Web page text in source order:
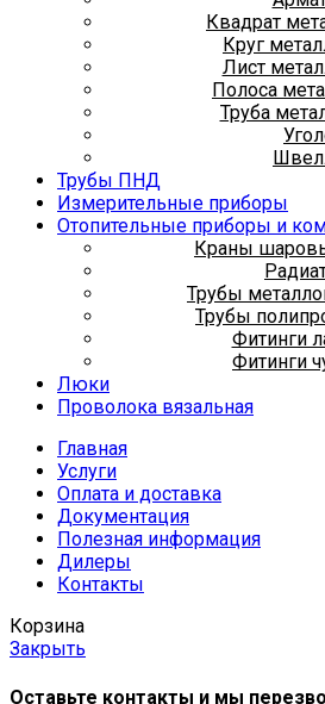
Квадрат
Круг
Лист
Полоса
Труба
Трубы ПНД
Измерительные приборы
Отопительные приборы и
Краны
Трубы
Трубы
Фитинги
Фитинги
Люки
Проволока вязальная
Главная
Услуги
Оплата и доставка
Документация
Полезная информация
Дилеры
Контакты
Корзина
Закрыть
Оставьте контакты и мы